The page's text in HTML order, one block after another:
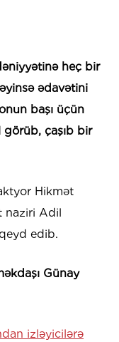
heç bir
ədavətini
başı üçün
çaşıb bir
Hikmət
naziri Adil
edib.
Günay
izləyicilərə